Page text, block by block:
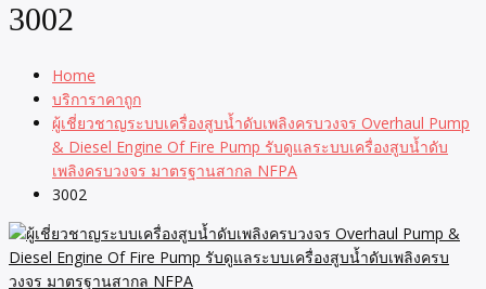
3002
Home
บริการาคาถูก
ผู้เชี่ยวชาญระบบเครื่องสูบน้ำดับเพลิงครบวงจร Overhaul Pump
& Diesel Engine Of Fire Pump รับดูแลระบบเครื่องสูบน้ำดับ
เพลิงครบวงจร มาตรฐานสากล NFPA
3002